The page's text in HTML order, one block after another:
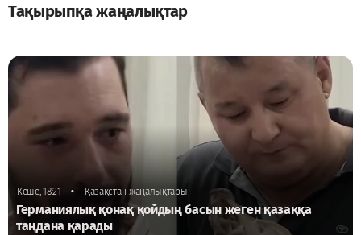
Тақырыпқа жаңалықтар
Кеше, 18:21 • Қазақстан жаңалықтары
Германиялық қонақ қойдың басын жеген қазаққа
таңдана қарады